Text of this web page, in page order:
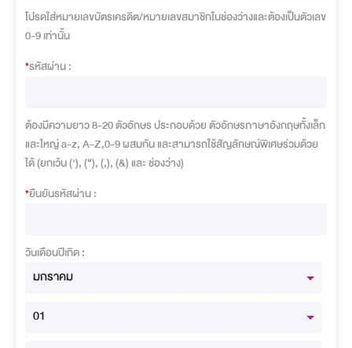
โปรดใส่หมายเลขบัตรเครดิต/หมายเลขสมาชิกในช่องว่างและต้องเป็นตัวเลข
0-9 เท่านั้น
*รหัสผ่าน :
ต้องมีความยาว 8-20 ตัวอักษร ประกอบด้วย ตัวอักษรภาษาอังกฤษทั้งเล็ก
และใหญ่ a-z, A-Z,0-9 ผสมกัน และสามารถใช้สัญลักษณ์พิเศษร่วมด้วย
ได้ (ยกเว้น (‘), (“), (,), (&) และ ช่องว่าง)
*ยืนยันรหัสผ่าน :
วันเดือนปีเกิด :
มกราคม
01